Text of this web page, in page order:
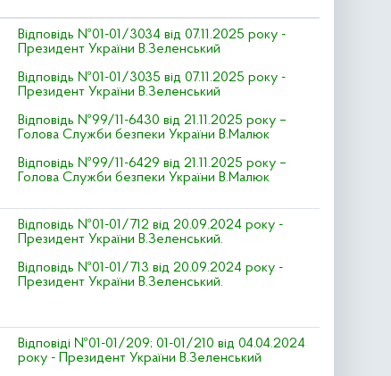
Відповідь №01-01/3034 від 07.11.2025 року -
Президент України В.Зеленський
Відповідь №01-01/3035 від 07.11.2025 року -
Президент України В.Зеленський
Відповідь №99/11-6430 від 21.11.2025 року –
Голова Служби безпеки України В.Малюк
Відповідь №99/11-6429 від 21.11.2025 року –
Голова Служби безпеки України В.Малюк
Відповідь №01-01/712 від 20.09.2024 року -
Президент України В.Зеленський.
Відповідь №01-01/713 від 20.09.2024 року -
Президент України В.Зеленський.
Відповіді №01-01/209; 01-01/210 від 04.04.2024
року - Президент України В.Зеленський